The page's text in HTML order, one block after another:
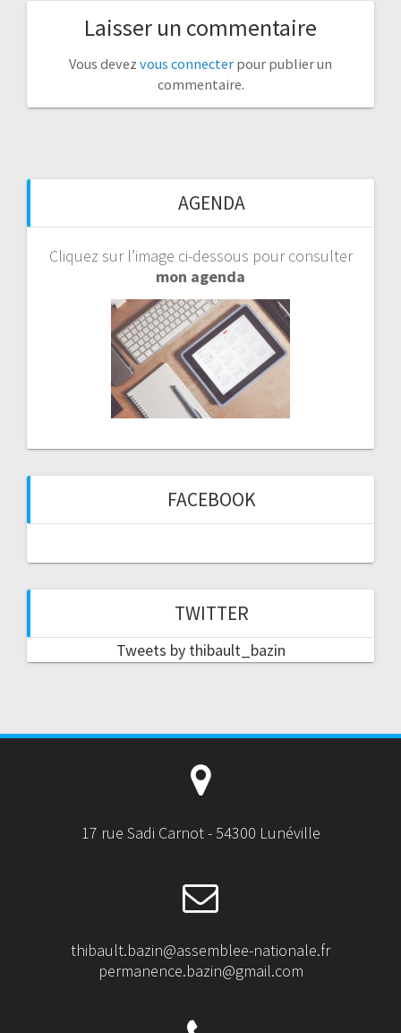
Laisser un commentaire
Vous devez vous connecter pour publier un
commentaire.
AGENDA
Cliquez sur l’image ci-dessous pour consulter
mon agenda
FACEBOOK
TWITTER
Tweets by thibault_bazin
17 rue Sadi Carnot - 54300 Lunéville
thibault.bazin@assemblee-nationale.fr
permanence.bazin@gmail.com